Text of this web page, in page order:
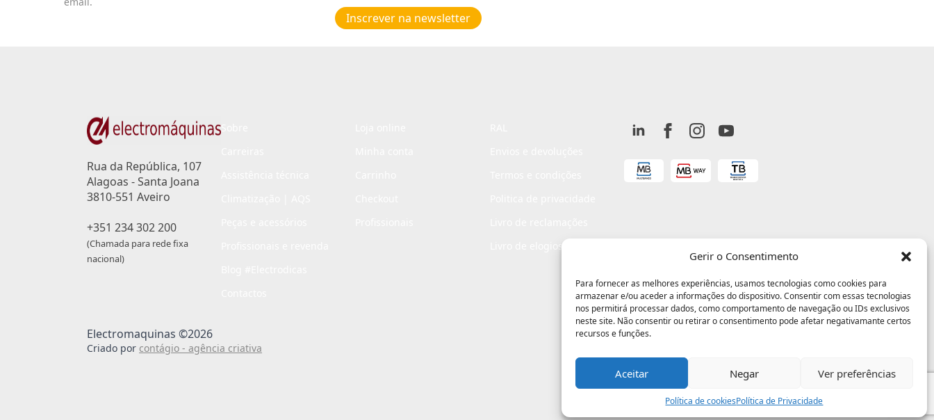
Gerir o Consentimento
Para fornecer as melhores experiências, usamos tecnologias como cookies para
armazenar e/ou aceder a informações do dispositivo. Consentir com essas tecnologias
nos permitirá processar dados, como comportamento de navegação ou IDs exclusivos
neste site. Não consentir ou retirar o consentimento pode afetar negativamante certos
recursos e funções.
Aceitar Negar Ver preferências
Política de cookiesPolítica de Privacidade
de
privacidade
Inscrever na newsletter
Rua da República, 107
Alagoas - Santa Joana
3810-551 Aveiro
+351 234 302 200
(Chamada para rede fixa
nacional)
Livro de elogios
Electromaquinas ©2026
Criado por contágio - agência criativa